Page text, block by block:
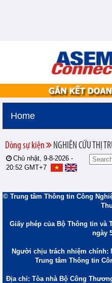
Home
Dòng sự kiện NGHIÊN CỨU THỊ
Chủ nhật, 9-8-2026 -
20:52 GMT+7
© Trung tâm Thông tin Công
Giấy phép của Bộ Thông tin và
ngày
Người chịu trách nhiệm chính:
Trung tâm Thông tin
Địa chỉ: Tòa nhà Bộ Công